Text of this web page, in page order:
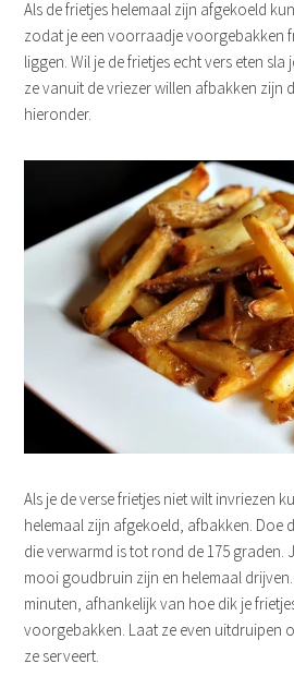
Als de frietjes helemaal zijn afgekoeld
zodat je een voorraadje voorgebakken
liggen. Wil je de frietjes echt vers eten
ze vanuit de vriezer willen afbakken zijn
hieronder.
Als je de verse frietjes niet wilt invriezen
helemaal zijn afgekoeld, afbakken. Doe
die verwarmd is tot rond de 175 graden.
mooi goudbruin zijn en helemaal
minuten, afhankelijk van hoe dik je
voorgebakken. Laat ze even uitdruipen
ze serveert.